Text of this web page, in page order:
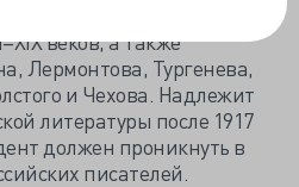
термины и
веков, а также
Лермонтова, Тургенева,
и Чехова. Надлежит
литературы после 1917
должен проникнуть в
писателей.